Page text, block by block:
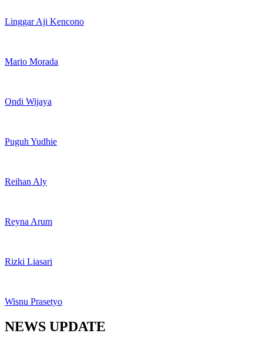
Linggar Aji Kencono
Mario Morada
Ondi Wijaya
Puguh Yudhie
Reihan Aly
Reyna Arum
Rizki Liasari
Wisnu Prasetyo
NEWS UPDATE